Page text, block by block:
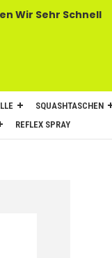
Sehr Schnell
SQUASHTASCHEN
REFLEX SPRAY